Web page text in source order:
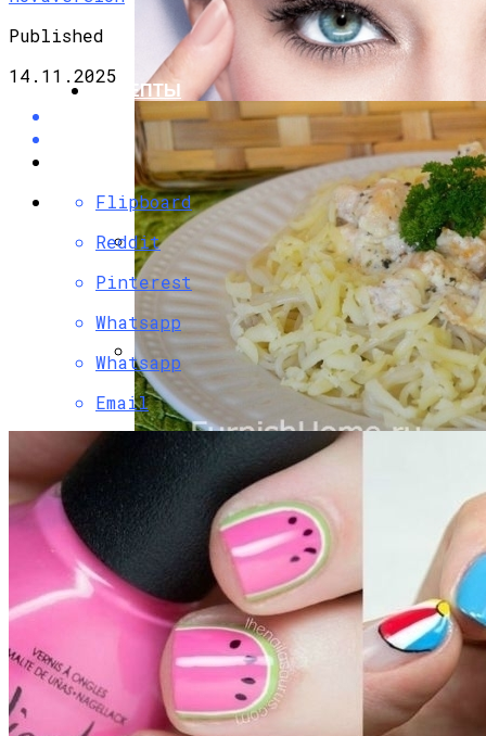
Разбираемся, Какие Виды Проклятий
Соседи Могут Применить К Вашему
Дому
Секреты Обворожительного Макияжа
Губ
РЕЦЕПТЫ
Паста С Семгой В Сливочном Соусе
Published
14.11.2025
Flipboard
Reddit
Pinterest
Whatsapp
Whatsapp
Email